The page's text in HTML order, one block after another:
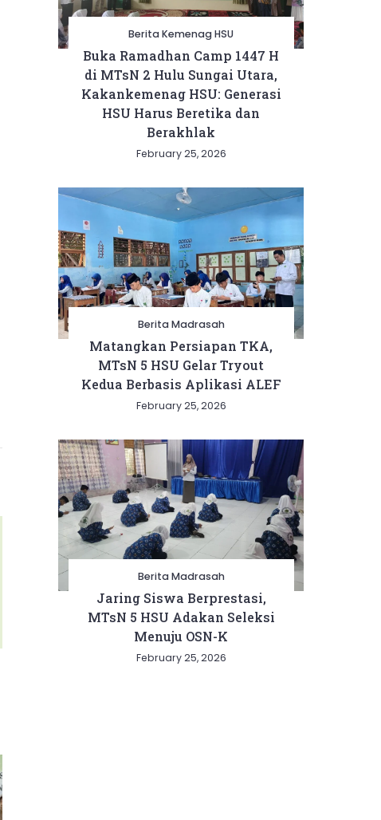
Berita Kemenag HSU
Buka Ramadhan Camp 1447 H
di MTsN 2 Hulu Sungai Utara,
Kakankemenag HSU: Generasi
HSU Harus Beretika dan
Berakhlak
February 25, 2026
Berita Madrasah
Matangkan Persiapan TKA,
MTsN 5 HSU Gelar Tryout
Kedua Berbasis Aplikasi ALEF
February 25, 2026
Berita Madrasah
Jaring Siswa Berprestasi,
MTsN 5 HSU Adakan Seleksi
Menuju OSN-K
February 25, 2026